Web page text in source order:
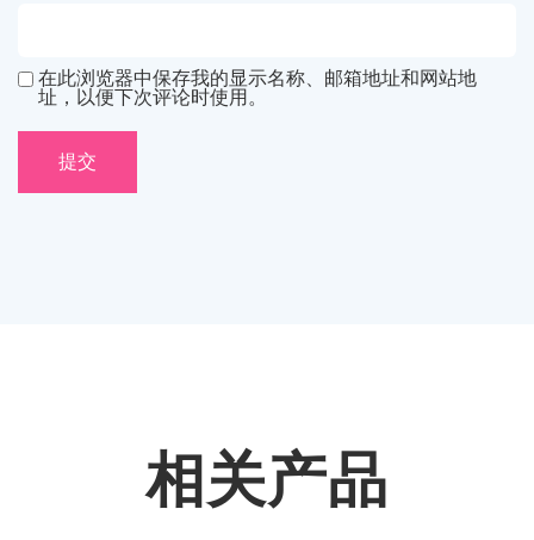
在此浏览器中保存我的显示名称、邮箱地址和网站地
址，以便下次评论时使用。
相关产品